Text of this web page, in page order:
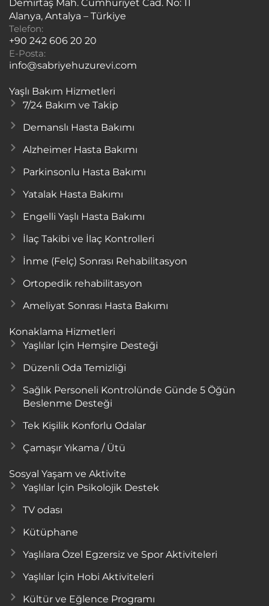
Demirtaş Mah. Cumhuriyet Cad. No: 11
Alanya, Antalya – Türkiye
Telefon:
+90 242 606 20 20
E-Posta:
info@sabriyehuzurevi.com
Yaşlı Bakım Hizmetleri
7/24 Bakım ve Takip
Demanslı Hasta Bakımı
Alzheimer Hasta Bakımı
Parkinsonlu Hasta Bakımı
Yatalak Hasta Bakımı
Engelli Yaşlı Hasta Bakımı
İlaç Takibi ve İlaç Kontrolleri
İnme (Felç) Sonrası Rehabilitasyon
Ortopedik rehabilitasyon
Ameliyat Sonrası Hasta Bakımı
Konaklama Hizmetleri
Yaşlılar İçin Hemşire Desteği
Düzenli Oda Temizliği
Sağlık Personeli Kontrolünde Günde 5 Öğün
Beslenme Desteği
Tek Kişilik Konforlu Odalar
Çamaşır Yıkama / Ütü
Sosyal Yaşam ve Aktivite
Yaşlılar İçin Psikolojik Destek
TV odası
Kütüphane
Yaşlılara Özel Egzersiz ve Spor Aktiviteleri
Yaşlılar İçin Hobi Aktiviteleri
Kültür ve Eğlence Programı